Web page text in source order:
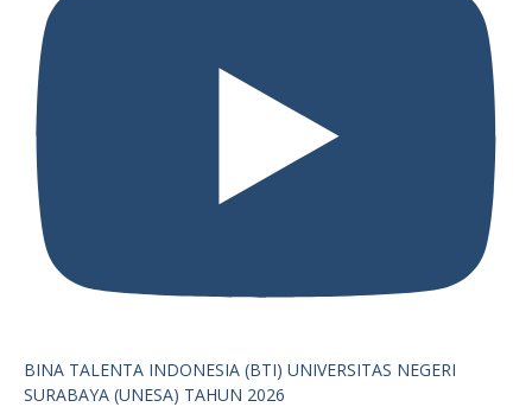
BINA TALENTA INDONESIA (BTI) UNIVERSITAS NEGERI
SURABAYA (UNESA) TAHUN 2026